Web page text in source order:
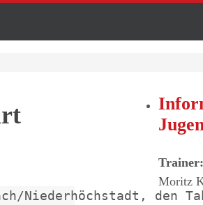
Niederhöchstadt,
Trainer:
Moritz